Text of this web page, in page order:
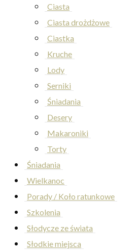
Ciasta
Ciasta drożdżowe
Ciastka
Kruche
Lody
Serniki
Śniadania
Desery
Makaroniki
Torty
Śniadania
Wielkanoc
Porady / Koło ratunkowe
Szkolenia
Słodycze ze świata
Słodkie miejsca